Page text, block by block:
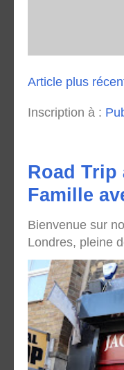
Article plus
Inscription à :
Road Trip
Famille
Bienvenue sur
Londres, pleine